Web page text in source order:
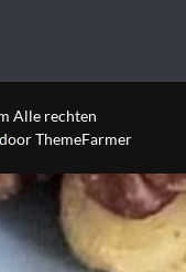
Alle rechten
door ThemeFarmer